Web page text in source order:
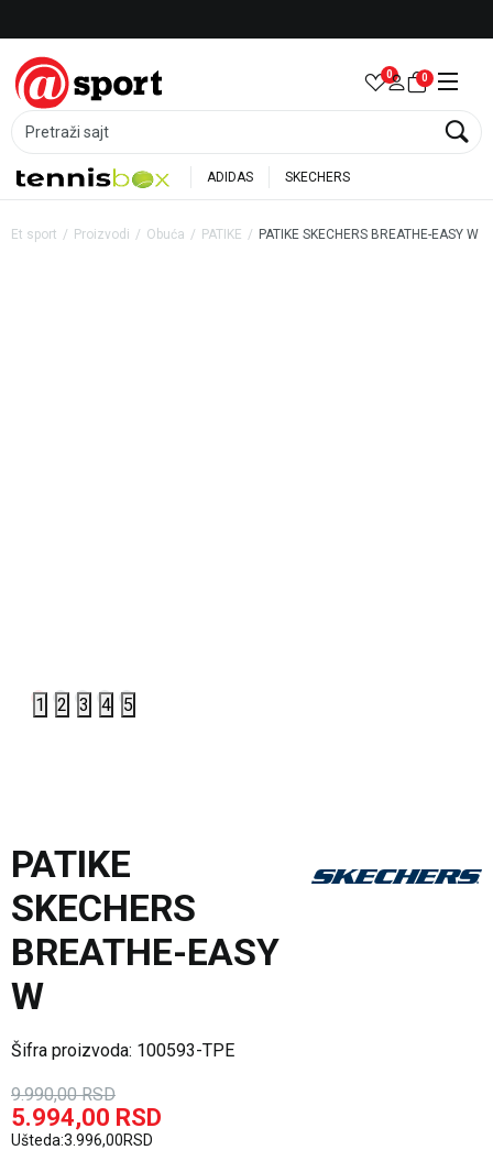
Pretraži sajt
0 0
ADIDAS SKECHERS
Et sport Proizvodi Obuća PATIKE PATIKE SKECHERS BREATHE-EASY W
1 2 3 4 5
PATIKE
SKECHERS
BREATHE-EASY
W
Šifra proizvoda: 100593-TPE
9.990,00 RSD
5.994,00 RSD
Ušteda:3.996,00RSD